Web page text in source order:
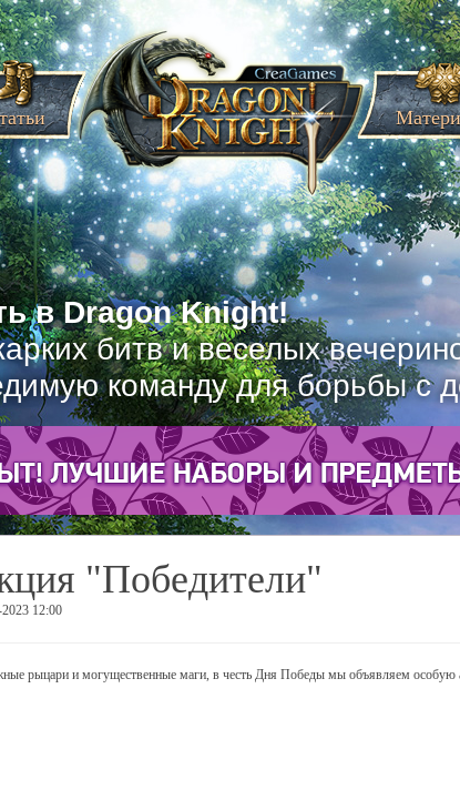
в Dragon Knight!
битв и веселых
команду для борьбы с
"Победители"
12:00
рыцари и могущественные маги, в честь Дня Победы мы объявляем